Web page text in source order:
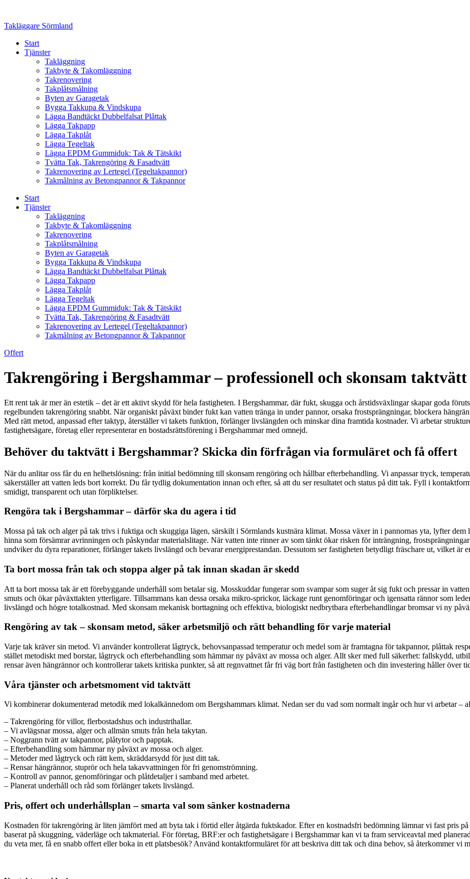
content
Takläggare Sörmland
Start
Tjänster
Takläggning
Takbyte & Takomläggning
Takrenovering
Takplåtsmålning
Byten av Garagetak
Bygga Takkupa & Vindskupa
Lägga Bandtäckt Dubbelfalsat Plåttak
Lägga Takpapp
Lägga Takplåt
Lägga Tegeltak
Lägga EPDM Gummiduk: Tak & Tätskikt
Tvätta Tak, Takrengöring & Fasadtvätt
Takrenovering av Lertegel (Tegeltakpannor)
Takmålning av Betongpannor & Takpannor
Start
Tjänster
Takläggning
Takbyte & Takomläggning
Takrenovering
Takplåtsmålning
Byten av Garagetak
Bygga Takkupa & Vindskupa
Lägga Bandtäckt Dubbelfalsat Plåttak
Lägga Takpapp
Lägga Takplåt
Lägga Tegeltak
Lägga EPDM Gummiduk: Tak & Tätskikt
Tvätta Tak, Takrengöring & Fasadtvätt
Takrenovering av Lertegel (Tegeltakpannor)
Takmålning av Betongpannor & Takpannor
Offert
Takrengöring i Bergshammar – professionell och skonsam
Ett rent tak är mer än estetik – det är ett aktivt skydd för hela fastigheten. I Bergshammar, där fukt, skugga och årstidsväxlingar skapar goda
regelbunden takrengöring snabbt. När organiskt påväxt binder fukt kan vatten tränga in under pannor, orsaka frostsprängningar, blockera
Med rätt metod, anpassad efter taktyp, återställer vi takets funktion, förlänger livslängden och minskar dina framtida kostnader. Vi arbetar
fastighetsägare, företag eller representerar en bostadsrättsförening i Bergshammar med omnejd.
Behöver du taktvätt i Bergshammar? Skicka din förfrågan via formuläret och få offert
När du anlitar oss får du en helhetslösning: från initial bedömning till skonsam rengöring och hållbar efterbehandling. Vi anpassar tryck,
säkerställer att vatten leds bort korrekt. Du får tydlig dokumentation innan och efter, så att du ser resultatet och status på ditt tak. Fyll i
smidigt, transparent och utan förpliktelser.
Rengöra tak i Bergshammar – därför ska du agera i tid
Mossa på tak och alger på tak trivs i fuktiga och skuggiga lägen, särskilt i Sörmlands kustnära klimat. Mossa växer in i pannornas yta, lyfter
hinna som försämrar avrinningen och påskyndar materialslitage. När vatten inte rinner av som tänkt ökar risken för inträngning,
undviker du dyra reparationer, förlänger takets livslängd och bevarar energiprestandan. Dessutom ser fastigheten betydligt fräschare ut, vilket
Ta bort mossa från tak och stoppa alger på tak innan skadan är skedd
Att ta bort mossa tak är ett förebyggande underhåll som betalar sig. Mosskuddar fungerar som svampar som suger åt sig fukt och pressar in
smuts och ökar påväxttakten ytterligare. Tillsammans kan dessa orsaka mikro-sprickor, läckage runt genomföringar och igensatta rännor som
livslängd och högre totalkostnad. Med skonsam mekanisk borttagning och effektiva, biologiskt nedbrytbara efterbehandlingar bromsar vi ny
Rengöring av tak – skonsam metod, säker arbetsmiljö och rätt behandling för varje material
Varje tak kräver sin metod. Vi använder kontrollerat lågtryck, behovsanpassad temperatur och medel som är framtagna för takpannor, plåttak
stället metodiskt med borstar, lågtryck och efterbehandling som hämmar ny påväxt av mossa och alger. Allt sker med full säkerhet: fallskydd,
rensar även hängrännor och kontrollerar takets kritiska punkter, så att regnvattnet får fri väg bort från fastigheten och din investering håller över
Våra tjänster och arbetsmoment vid taktvätt
Vi kombinerar dokumenterad metodik med lokalkännedom om Bergshammars klimat. Nedan ser du vad som normalt ingår och hur vi arbetar –
– Takrengöring för villor, flerbostadshus och industrihallar.
– Vi avlägsnar mossa, alger och allmän smuts från hela takytan.
– Noggrann tvätt av takpannor, plåtytor och papptak.
– Efterbehandling som hämmar ny påväxt av mossa och alger.
– Metoder med lågtryck och rätt kem, skräddarsydd för just ditt tak.
– Rensar hängrännor, stuprör och hela takavvattningen för fri genomströmning.
– Kontroll av pannor, genomföringar och plåtdetaljer i samband med arbetet.
– Planerat underhåll och råd som förlänger takets livslängd.
Pris, offert och underhållsplan – smarta val som sänker kostnaderna
Kostnaden för takrengöring är liten jämfört med att byta tak i förtid eller åtgärda fuktskador. Efter en kostnadsfri bedömning lämnar vi fast pris
baserat på skuggning, väderläge och takmaterial. För företag, BRF:er och fastighetsägare i Bergshammar kan vi ta fram serviceavtal med
du veta mer, få en snabb offert eller boka in ett platsbesök? Använd kontaktformuläret för att beskriva ditt tak och dina behov, så återkommer vi